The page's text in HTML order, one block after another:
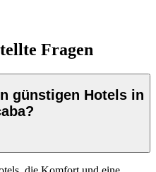
Fragen
günstigen Hotels in